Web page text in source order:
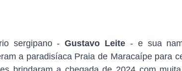
sergipano - Gustavo Leite - e sua
a paradisíaca Praia de Maracaípe para